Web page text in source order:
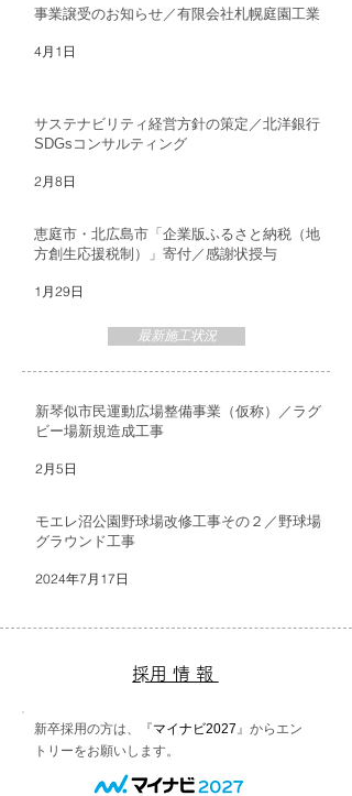
事業譲受のお知らせ／有限会社札幌庭園工業
4月1日
サステナビリティ経営方針の策定／北洋銀行
SDGsコンサルティング
2月8日
恵庭市・北広島市「企業版ふるさと納税（地
方創生応援税制）」寄付／感謝状授与
1月29日
最新施工状況
新琴似市民運動広場整備事業（仮称）／ラグ
ビー場新規造成工事
2月5日
モエレ沼公園野球場改修工事その２／野球場
グラウンド工事
2024年7月17日
​採用情報
新卒採用の方は、 『マイナビ2027』からエン
トリーをお願いします。